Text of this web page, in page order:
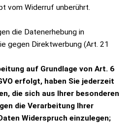
vom Widerruf unberührt.
die Datenerhebung in
gegen Direktwerbung (Art. 21
auf Grundlage von Art. 6
erfolgt, haben Sie jederzeit
die sich aus Ihrer besonderen
die Verarbeitung Ihrer
Widerspruch einzulegen;